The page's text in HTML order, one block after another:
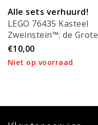
Alle sets verhuurd!
LEGO 76435 Kasteel
Zweinstein™: de Grote
Zaal
€10,00
Niet op voorraad